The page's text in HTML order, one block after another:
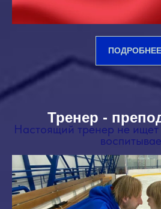
ПОДРОБНЕЕ
Тренер -
Настоящий тренер не